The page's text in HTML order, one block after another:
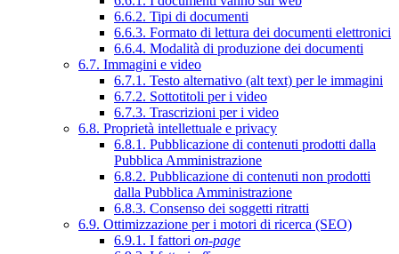
6.6.2. Tipi di documenti
6.6.3. Formato di lettura dei documenti elettronici
6.6.4. Modalità di produzione dei documenti
6.7. Immagini e video
6.7.1. Testo alternativo (alt text) per le immagini
6.7.2. Sottotitoli per i video
6.7.3. Trascrizioni per i video
6.8. Proprietà intellettuale e privacy
6.8.1. Pubblicazione di contenuti prodotti dalla
Pubblica Amministrazione
6.8.2. Pubblicazione di contenuti non prodotti
dalla Pubblica Amministrazione
6.8.3. Consenso dei soggetti ritratti
6.9. Ottimizzazione per i motori di ricerca (SEO)
6.9.1. I fattori on-page